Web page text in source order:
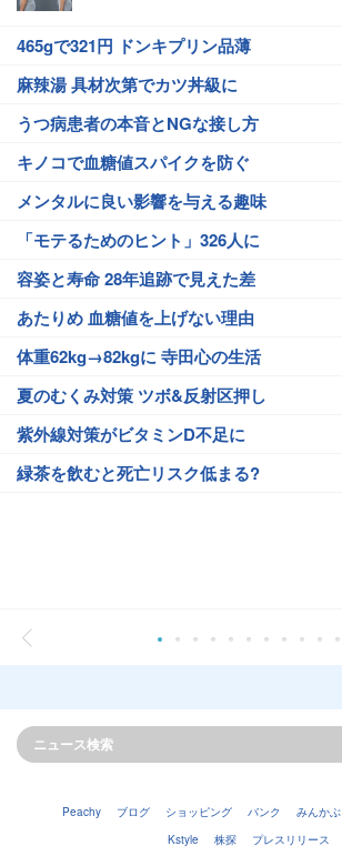
465gで321円 ドンキプリン品薄
麻辣湯 具材次第でカツ丼級に
うつ病患者の本音とNGな接し方
キノコで血糖値スパイクを防ぐ
メンタルに良い影響を与える趣味
「モテるためのヒント」326人に
容姿と寿命 28年追跡で見えた差
あたりめ 血糖値を上げない理由
体重62kg→82kgに 寺田心の生活
夏のむくみ対策 ツボ&反射区押し
紫外線対策がビタミンD不足に
緑茶を飲むと死亡リスク低まる?
Peachy ブログ ショッピング バンク みんかぶ
Kstyle
株探 プレスリリース